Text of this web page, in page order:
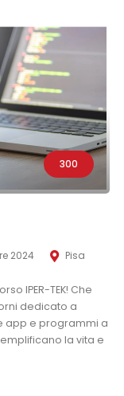
300
2024 Pisa
IPER-TEK! Che
dedicato a
app e programmi a
la vita e